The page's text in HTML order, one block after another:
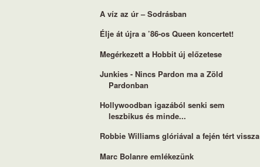
A víz az úr – Sodrásban
Élje át újra a ’86-os Queen koncertet!
Megérkezett a Hobbit új előzetese
Junkies - Nincs Pardon ma a Zöld
Pardonban
Hollywoodban igazából senki sem
leszbikus és minde...
Robbie Williams glóriával a fején tért vissza
Marc Bolanre emlékezünk